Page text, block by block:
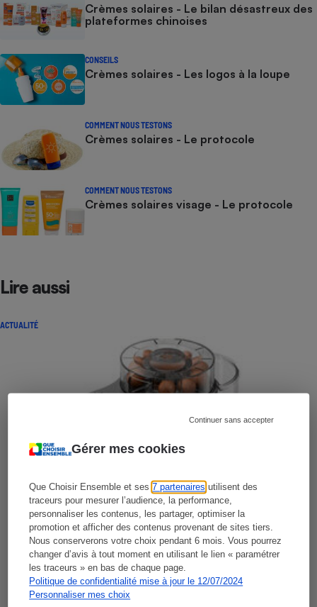
Gérer mes cookies
Que Choisir Ensemble et ses7 partenaires utilisent des
traceurs pour mesurer l’audience, la performance,
personnaliser les contenus, les partager, optimiser la
promotion et afficher des contenus provenant de sites tiers.
Nous conserverons votre choix pendant 6 mois. Vous pourrez
changer d’avis à tout moment en utilisant le lien « paramétrer
les traceurs » en bas de chaque page.
Politique de confidentialité mise à jour le 12/07/2024
Personnaliser mes choix
Continuer sans accepter
Crèmes solaires - Le bilan désastreux des
plateformes chinoises
CONSEILS
Crèmes solaires - Les logos à la loupe
COMMENT NOUS TESTONS
Crèmes solaires - Le protocole
COMMENT NOUS TESTONS
Crèmes solaires visage - Le protocole
Lire aussi
ACTUALITÉ